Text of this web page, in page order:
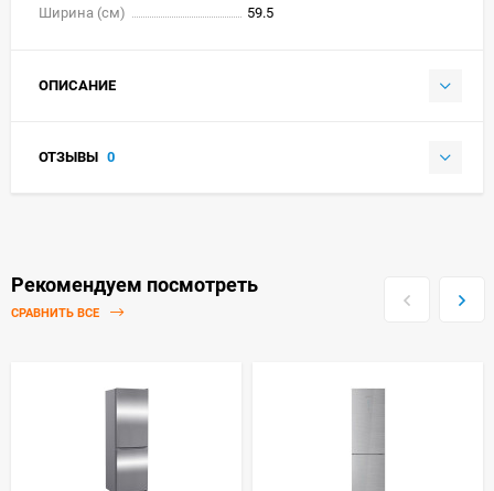
Ширина (см)
59.5
ОПИСАНИЕ
ОТЗЫВЫ 0
Рекомендуем посмотреть
СРАВНИТЬ ВСЕ